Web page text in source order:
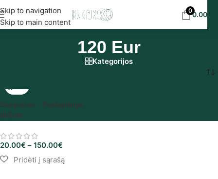
Skip to navigation
Skip to main content
eur!
00.00€
120 Eur
Kategorijos
Siurprizas – Paslaptinga
dėžutė
20.00€ – 150.00€